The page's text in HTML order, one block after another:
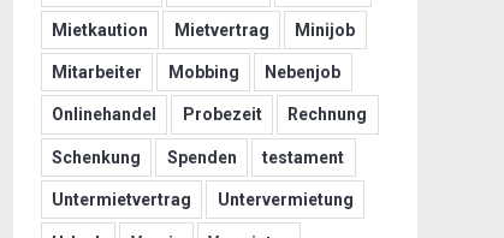
Mietkaution Mietvertrag Minijob
Mitarbeiter Mobbing Nebenjob
Onlinehandel Probezeit Rechnung
Schenkung Spenden testament
Untermietvertrag Untervermietung